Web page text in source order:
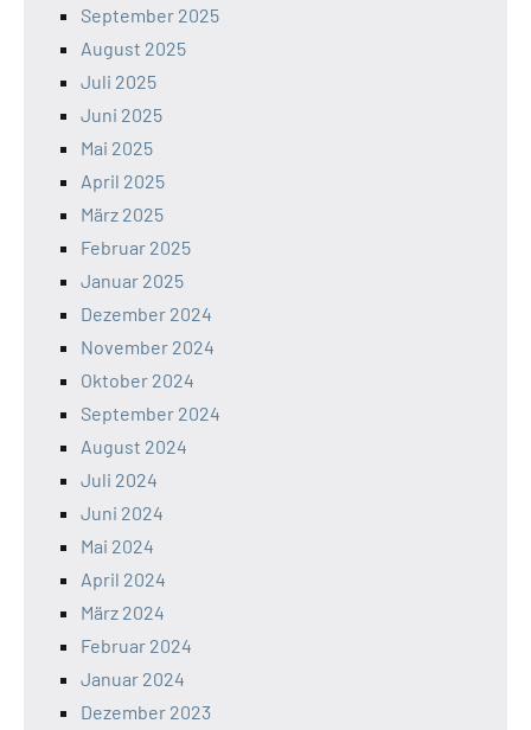
September 2025
August 2025
Juli 2025
Juni 2025
Mai 2025
April 2025
März 2025
Februar 2025
Januar 2025
Dezember 2024
November 2024
Oktober 2024
September 2024
August 2024
Juli 2024
Juni 2024
Mai 2024
April 2024
März 2024
Februar 2024
Januar 2024
Dezember 2023